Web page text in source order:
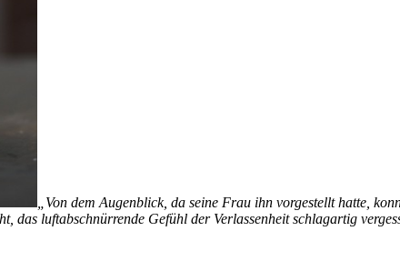
„Von dem Augenblick, da seine Frau ihn vorgestellt hatte,
das luftabschnürrende Gefühl der Verlassenheit schlagartig